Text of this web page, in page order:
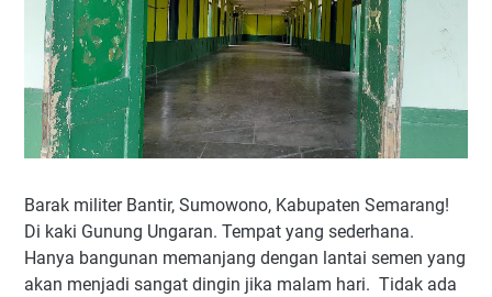
Barak militer Bantir, Sumowono, Kabupaten Semarang!
Di kaki Gunung Ungaran. Tempat yang sederhana.
Hanya bangunan memanjang dengan lantai semen yang
akan menjadi sangat dingin jika malam hari. Tidak ada